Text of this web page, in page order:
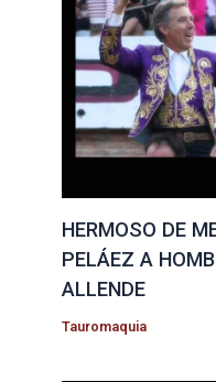
HERMOSO DE
PELÁEZ A
ALLENDE
Tauromaquia